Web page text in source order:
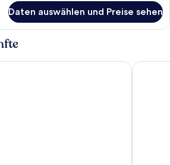
Daten auswählen und Preise sehen